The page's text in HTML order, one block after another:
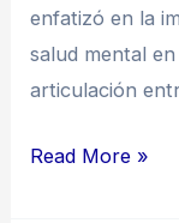
enfatizó en la
salud mental
articulación
Read More »